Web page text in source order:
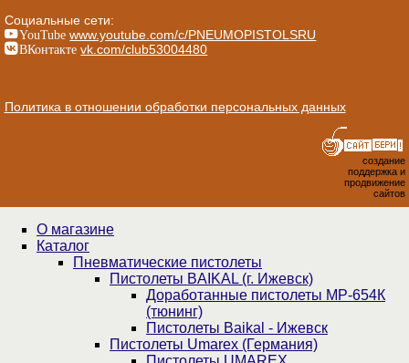
Социальные сети:
YouTube www.youtube.com/c/PNEUMOPISTOLSRU
ВКонтакте vk.com/club53004480
Политика в отношении обработки персональных данных
создание
поддержка и
продвижение
сайтов
О магазине
Каталог
Пнев­ма­ти­чес­кие пистолеты
Пистолеты BAIKAL (г. Ижевск)
Доработанные пистолеты МР-654К
(тюнинг)
Пистолеты Baikal - Ижевск
Пистолеты Umarex (Германия)